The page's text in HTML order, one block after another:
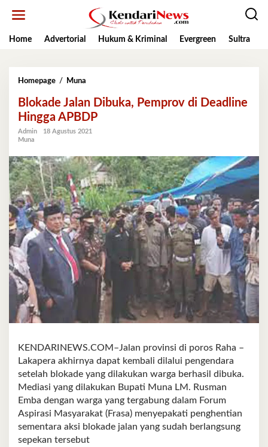
Home
Advertorial Hukum & Kriminal Evergreen Sultra
Homepage / Muna
Dibuka,
Pemprov
di
Deadline
APBDP
Blokade Jalan Dibuka, Pemprov di Deadline
Hingga APBDP
Admin
18 Agustus 2021
Muna
KENDARINEWS.COM–Jalan provinsi di poros Raha –
Lakapera akhirnya dapat kembali dilalui pengendara
setelah blokade yang dilakukan warga berhasil dibuka.
Mediasi yang dilakukan Bupati Muna LM. Rusman
Emba dengan warga yang tergabung dalam Forum
Aspirasi Masyarakat (Frasa) menyepakati penghentian
sementara aksi blokade jalan yang sudah berlangsung
sepekan tersebut